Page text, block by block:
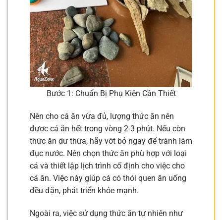
Bước 1: Chuẩn Bị Phụ Kiện Cần Thiết
Nên cho cá ăn vừa đủ, lượng thức ăn nên
được cá ăn hết trong vòng 2-3 phút. Nếu còn
thức ăn dư thừa, hãy vớt bỏ ngay để tránh làm
đục nước. Nên chọn thức ăn phù hợp với loại
cá và thiết lập lịch trình cố định cho việc cho
cá ăn. Việc này giúp cá có thói quen ăn uống
đều đặn, phát triển khỏe mạnh.
Ngoài ra, việc sử dụng thức ăn tự nhiên như